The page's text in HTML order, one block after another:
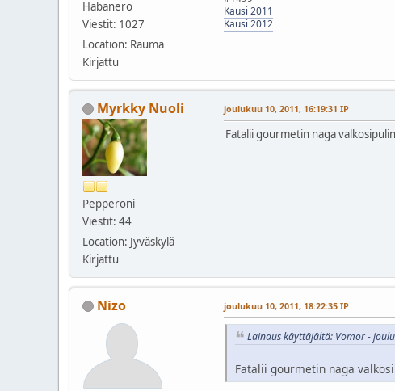
Habanero
Viestit: 1027
Location: Rauma
Kirjattu
Kausi 2011
Kausi 2012
Myrkky Nuoli
Pepperoni
Viestit: 44
Location: Jyväskylä
Kirjattu
joulukuu 10, 2011, 16:19:31 IP
Fatalii gourmetin naga
Nizo joulukuu 10, 2011, 18:22:35 IP
Lainaus käyttäjältä: Vomor -
Fatalii gourmetin naga